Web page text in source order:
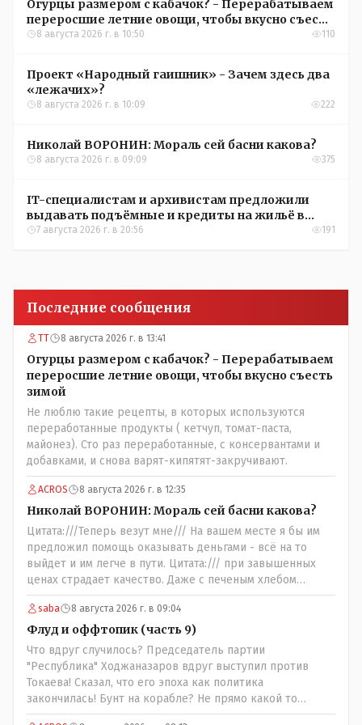
Огурцы размером с кабачок? - Перерабатываем
переросшие летние овощи, чтобы вкусно съесть
зимой
8 августа 2026 г. в 10:50 110
Проект «Народный гаишник» - Зачем здесь два
«лежачих»?
8 августа 2026 г. в 10:09 222
Николай ВОРОНИН: Мораль сей басни какова?
8 августа 2026 г. в 09:09 375
IT-специалистам и архивистам предложили
выдавать подъёмные и кредиты на жильё в
сёлах Казахстана
7 августа 2026 г. в 20:56 191
Последние сообщения
ТТ 8 августа 2026 г. в 13:41
Огурцы размером с кабачок? - Перерабатываем
переросшие летние овощи, чтобы вкусно съесть
зимой
Не люблю такие рецепты, в которых используются
переработанные продукты ( кетчуп, томат-паста,
майонез). Сто раз переработанные, с консервантами и
добавками, и снова варят-кипятят-закручивают.
ACROS 8 августа 2026 г. в 12:35
Николай ВОРОНИН: Мораль сей басни какова?
Цитата:///Теперь везут мне/// На вашем месте я бы им
предложил помощь оказывать деньгами - всё на то
выйдет и им легче в пути. Цитата:/// при завышенных
ценах страдает качество. Даже с печеным хлебом
проблема. // На вкус и цвет........., по мне : - наша молочка
значительно вкуснее чем руссская и белоруская, а хлеб
покупайте формовой, бюджетный- он значительно
вкусней остальных, но самый вкусный хлеб в совхозных
пекарнях; мясо - русское, белоруское не вкусное- наше
значительно вкусней и натуральное Цитата:///В
финансовой столице республики все дешевле./// Что
правда то правда: - там продкты и фрукты-овощи
saba 8 августа 2026 г. в 09:04
Флуд и оффтопик (часть 9)
Что вдруг случилось? Председатель партии
"Республика" Ходжаназаров вдруг выступил против
Токаева! Сказал, что его эпоха как политика
закончилась! Бунт на корабле? Не прямо какой то
правдолюб вдруг выступил! Может он инопланетянин?